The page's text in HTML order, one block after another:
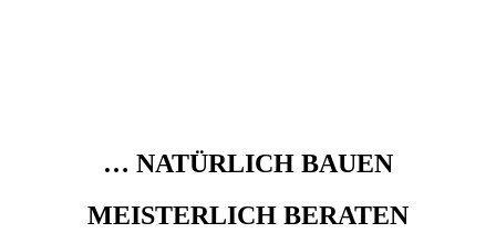
… NATÜRLICH BAUEN
MEISTERLICH BERATEN